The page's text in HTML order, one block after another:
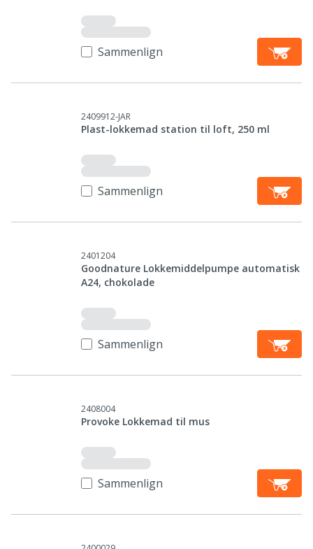
Sammenlign
2409912-JAR
Plast-lokkemad station til loft, 250 ml
Sammenlign
2401204
Goodnature Lokkemiddelpumpe automatisk
A24, chokolade
Sammenlign
2408004
Provoke Lokkemad til mus
Sammenlign